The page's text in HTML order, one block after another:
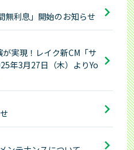
無利息」開始のお知らせ
実現！レイク新CM「サ
年3月27日（木）よりYo